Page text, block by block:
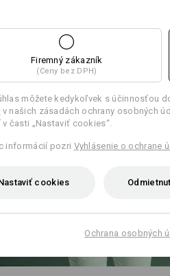
Firemný zákazník
(Ceny bez DPH)
môžete kedykoľvek s účinnosťou
v našich zásadách ochrany osobných
v časti „Nastaviť cookies“.
informácií pozri Vyhlásenie o ochrane
cookies
Ochrana osobných